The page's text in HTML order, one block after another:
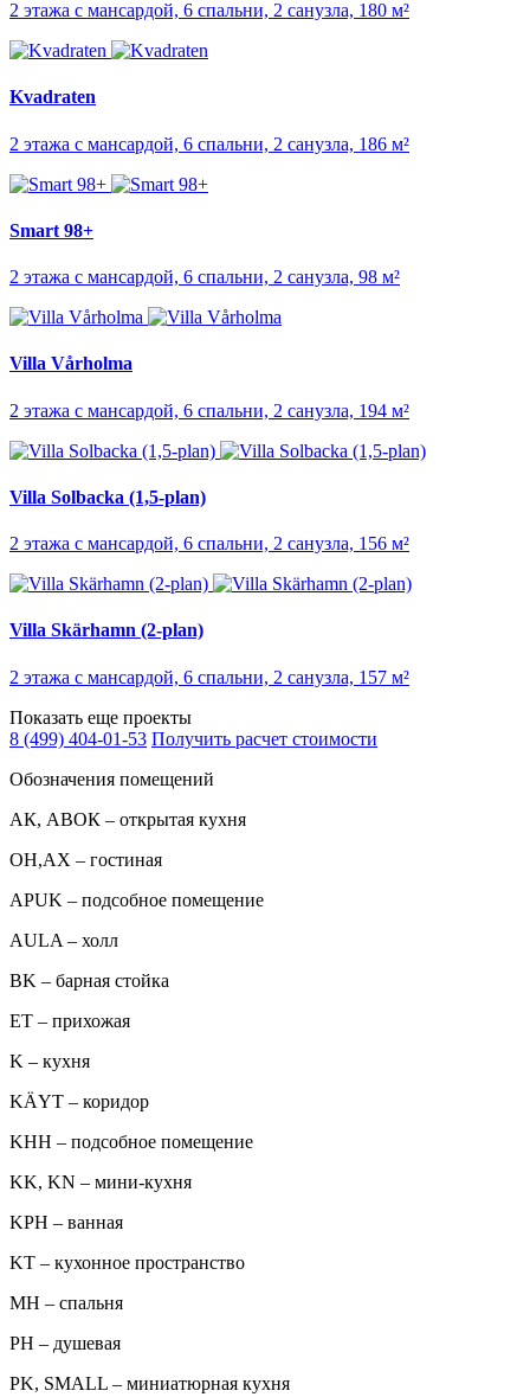
2 этажа с мансардой, 6 спальни, 2 санузла, 180 м²
Kvadraten
2 этажа с мансардой, 6 спальни, 2 санузла, 186 м²
Smart 98+
2 этажа с мансардой, 6 спальни, 2 санузла, 98 м²
Villa Vårholma
2 этажа с мансардой, 6 спальни, 2 санузла, 194 м²
Villa Solbacka (1,5-plan)
2 этажа с мансардой, 6 спальни, 2 санузла, 156 м²
Villa Skärhamn (2-plan)
2 этажа с мансардой, 6 спальни, 2 санузла, 157 м²
Показать еще проекты
8 (499) 404-01-53 Получить расчет стоимости
Обозначения помещений
АК, АВОК – открытая кухня
ОН,AX – гостиная
APUK – подсобное помещение
AULA – холл
BK – барная стойка
ET – прихожая
K – кухня
KÄYT – коридор
KHH – подсобное помещение
KK, KN – мини-кухня
KPH – ванная
KT – кухонное пространство
MH – спальня
PH – душевая
PK, SMALL – миниатюрная кухня